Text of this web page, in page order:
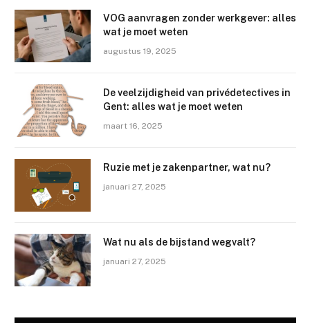
VOG aanvragen zonder werkgever: alles
wat je moet weten
augustus 19, 2025
De veelzijdigheid van privédetectives in
Gent: alles wat je moet weten
maart 16, 2025
Ruzie met je zakenpartner, wat nu?
januari 27, 2025
Wat nu als de bijstand wegvalt?
januari 27, 2025